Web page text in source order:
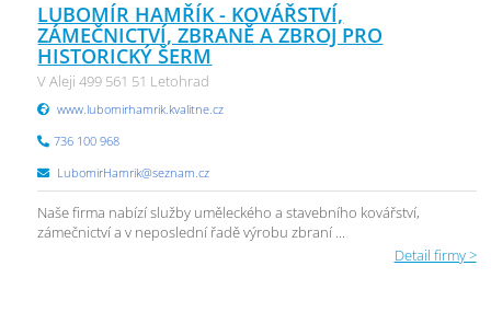
LUBOMÍR HAMŘÍK - KOVÁŘSTVÍ,
ZÁMEČNICTVÍ, ZBRANĚ A ZBROJ PRO
HISTORICKÝ ŠERM
V Aleji 499 561 51 Letohrad
www.lubomirhamrik.kvalitne.cz
736 100 968
LubomirHamrik@seznam.cz
Naše firma nabízí služby uměleckého a stavebního kovářství,
zámečnictví a v neposlední řadě výrobu zbraní ...
Detail firmy >